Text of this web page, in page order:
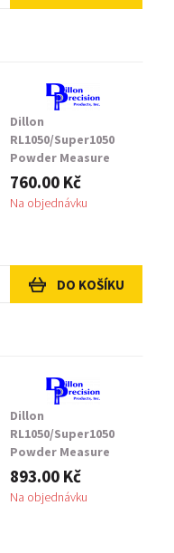
Dillon
RL1050/Super1050
Powder Measure
Assembly Powder Bar
Return Rod, Stripped
760.00 Kč
Na objednávku
DO KOŠÍKU
Dillon
RL1050/Super1050
Powder Measure
Assembly Return Rod
Assembly, Complete
893.00 Kč
Na objednávku